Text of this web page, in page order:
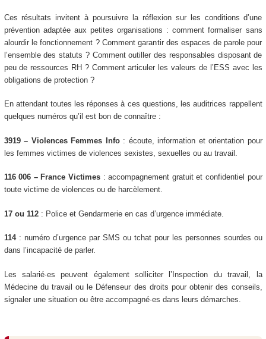
Ces résultats invitent à poursuivre la réflexion sur les conditions d’une
prévention adaptée aux petites organisations : comment formaliser sans
alourdir le fonctionnement ? Comment garantir des espaces de parole pour
l’ensemble des statuts ? Comment outiller des responsables disposant de
peu de ressources RH ? Comment articuler les valeurs de l’ESS avec les
obligations de protection ?
En attendant toutes les réponses à ces questions, les auditrices rappellent
quelques numéros qu’il est bon de connaître :
3919 – Violences Femmes Info: écoute, information et orientation pour
les femmes victimes de violences sexistes, sexuelles ou au travail.
116 006 – France Victimes: accompagnement gratuit et confidentiel pour
toute victime de violences ou de harcèlement.
17 ou 112: Police et Gendarmerie en cas d’urgence immédiate.
114: numéro d’urgence par SMS ou tchat pour les personnes sourdes ou
dans l’incapacité de parler.
Les salarié·es peuvent également solliciter l’Inspection du travail, la
Médecine du travail ou le Défenseur des droits pour obtenir des conseils,
signaler une situation ou être accompagné·es dans leurs démarches.